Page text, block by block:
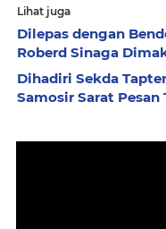
Lihat juga
Dilepas dengan
Roberd Sinaga
Dihadiri Sekda
Samosir Sarat